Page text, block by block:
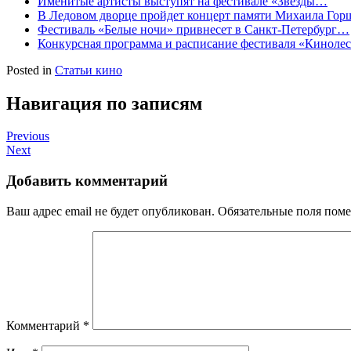
В Ледовом дворце пройдет концерт памяти Михаила
Фестиваль «Белые ночи» привнесет в Санкт-Петербург…
Конкурсная программа и расписание фестиваля
Posted in Статьи кино
Навигация по записям
Previous
Next
Добавить комментарий
Ваш адрес email не будет опубликован. Обязательные поля
Комментарий *